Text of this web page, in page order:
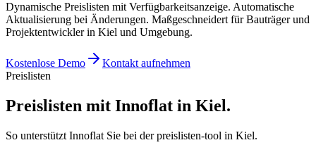
Dynamische Preislisten mit Verfügbarkeitsanzeige. Automatische
Aktualisierung bei Änderungen. Maßgeschneidert für Bauträger und
Projektentwickler in Kiel und Umgebung.
Kostenlose Demo
Kontakt aufnehmen
Preislisten
Preislisten mit Innoflat in Kiel.
So unterstützt Innoflat Sie bei der preislisten-tool in Kiel.